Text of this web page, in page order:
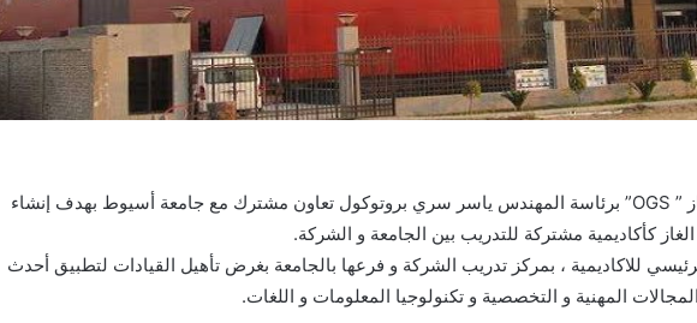
وقعت شركة مهارات الزيت والغاز ” OGS” برئاسة المهندس ياسر سري بروتوكول تعاون مشترك مع جامعة أسيوط بهدف إنشاء
كأكاديمية مشتركة للتدريب بين الجامعة و الشركة.
للاكاديمية ، بمركز تدريب الشركة و فرعها بالجامعة بغرض تأهيل القيادات لتطبيق أحدث
المهنية و التخصصية و تكنولوجيا المعلومات و اللغات.